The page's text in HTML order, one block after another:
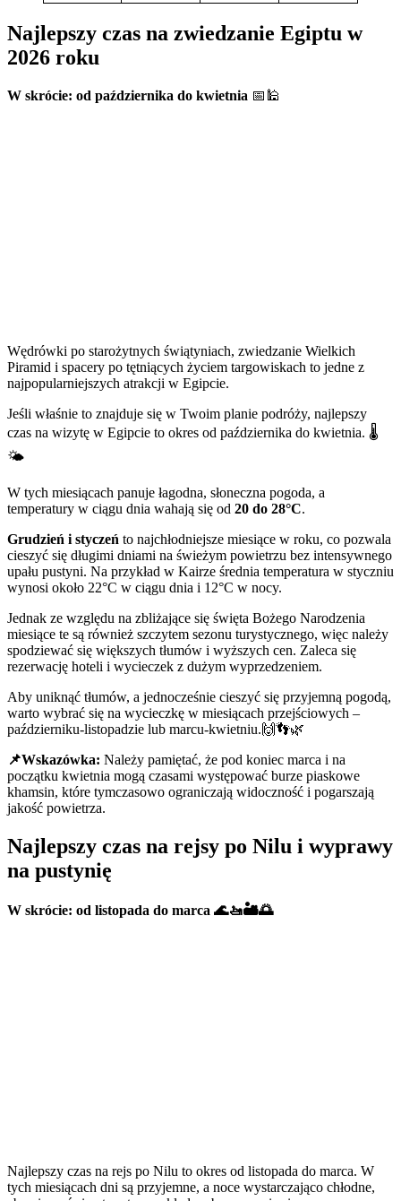
Najlepszy czas na zwiedzanie Egiptu w
2026 roku
W skrócie: od października do kwietnia 📅🕌
Wędrówki po starożytnych świątyniach, zwiedzanie Wielkich
Piramid i spacery po tętniących życiem targowiskach to jedne z
najpopularniejszych atrakcji w Egipcie.
Jeśli właśnie to znajduje się w Twoim planie podróży, najlepszy
czas na wizytę w Egipcie to okres od października do kwietnia. 🌡️
🌤️
W tych miesiącach panuje łagodna, słoneczna pogoda, a
temperatury w ciągu dnia wahają się od 20 do 28°C.
Grudzień i styczeń to najchłodniejsze miesiące w roku, co pozwala
cieszyć się długimi dniami na świeżym powietrzu bez intensywnego
upału pustyni. Na przykład w Kairze średnia temperatura w styczniu
wynosi około 22°C w ciągu dnia i 12°C w nocy.
Jednak ze względu na zbliżające się święta Bożego Narodzenia
miesiące te są również szczytem sezonu turystycznego, więc należy
spodziewać się większych tłumów i wyższych cen. Zaleca się
rezerwację hoteli i wycieczek z dużym wyprzedzeniem.
Aby uniknąć tłumów, a jednocześnie cieszyć się przyjemną pogodą,
warto wybrać się na wycieczkę w miesiącach przejściowych –
październiku-listopadzie lub marcu-kwietniu.🙌👣🌿
📌Wskazówka: Należy pamiętać, że pod koniec marca i na
początku kwietnia mogą czasami występować burze piaskowe
khamsin, które tymczasowo ograniczają widoczność i pogarszają
jakość powietrza.
Najlepszy czas na rejsy po Nilu i wyprawy
na pustynię
W skrócie: od listopada do marca 🌊🚤🏜️🌅
Najlepszy czas na rejs po Nilu to okres od listopada do marca. W
tych miesiącach dni są przyjemne, a noce wystarczająco chłodne,